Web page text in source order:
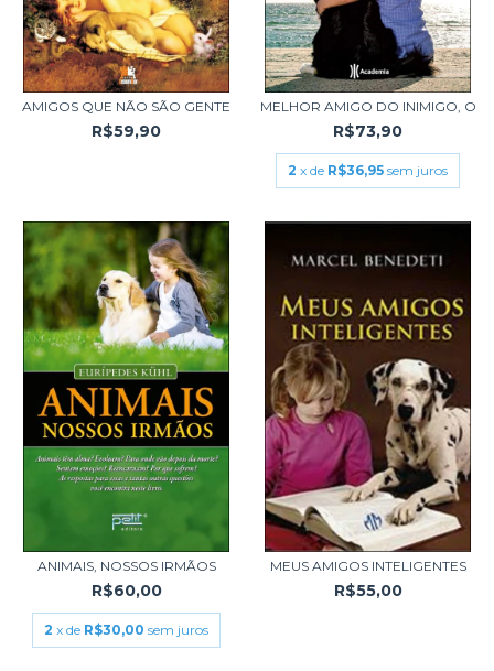
AMIGOS QUE NÃO SÃO GENTE
R$59,90
MELHOR AMIGO DO INIMIGO, O
R$73,90
2 x de R$36,95 sem juros
ANIMAIS, NOSSOS IRMÃOS
R$60,00
2 x de R$30,00 sem juros
MEUS AMIGOS INTELIGENTES
R$55,00